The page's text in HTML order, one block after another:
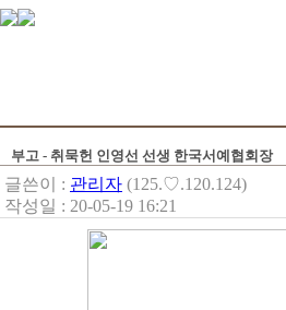
부고 - 취묵헌 인영선 선생 한국서예협회장
글쓴이 : 관리자 (125.♡.120.124)
작성일 : 20-05-19 16:21